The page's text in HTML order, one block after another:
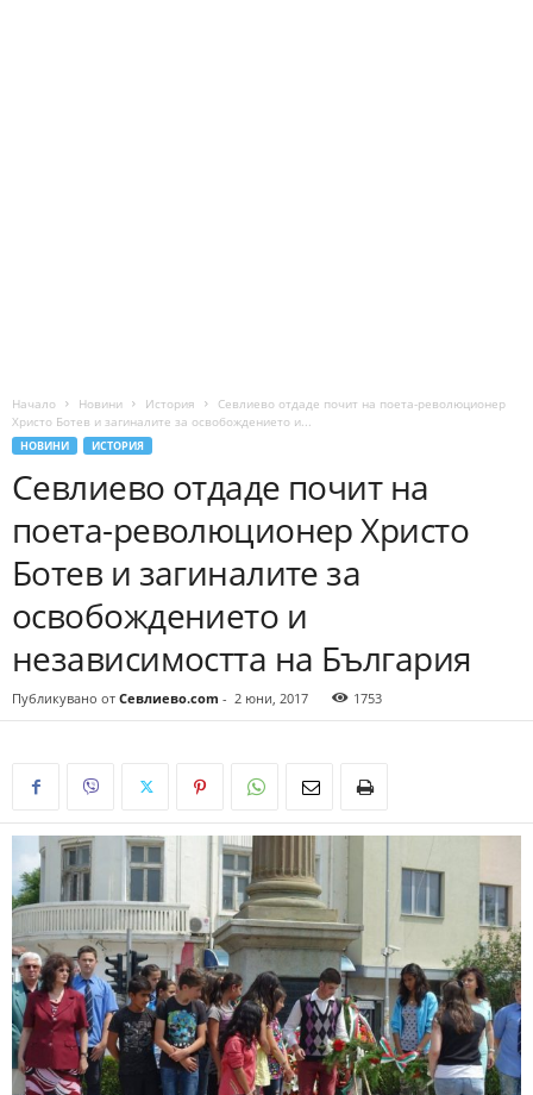
Начало Новини История
Севлиево отдаде почит на поета-революционер
Христо Ботев и загиналите за освобождението и...
НОВИНИ ИСТОРИЯ
Севлиево отдаде почит на
поета-революционер Христо
Ботев и загиналите за
освобождението и
независимостта на България
Публикувано от Севлиево.com - 2 юни, 2017 1753